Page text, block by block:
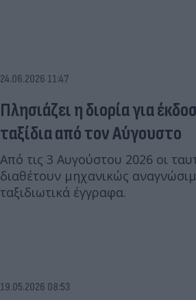
24.06.2026 11:47
Πλησιάζει η διορία για
ταξίδια από τον Αύγουστο
Από τις 3 Αυγούστου 2026 οι
διαθέτουν μηχανικώς
ταξιδιωτικά έγγραφα.
19.05.2026 08:53